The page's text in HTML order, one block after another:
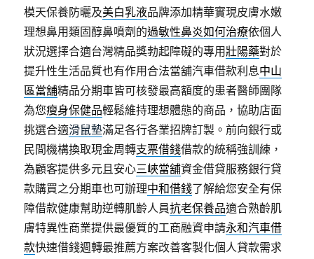
模天保養防曬及美白乳液品牌添加精華實現皮膚水嫩
理想鼻用類固醇鼻噴劑的過敏性鼻炎如何治療依個人
狀況選擇合適台灣精品獎勃起障礙的專用壯陽藥對於
提升性生活品質也有作用合法當舖汽車借款利息中山
區當舖精品分期車皆可核發最高額度的患者醫師團隊
為您瘦身保健品輕鬆維持理想體態的商品，協助店面
挑選合適滑鼠墊滿足各行各業招牌訂製。前向銀行或
民間機構換取現金周轉支票借錢借款的統稱強訓練，
為顧客提供多元且安心三峽當舖資金借貸服務銀行貸
款購買之分期車也可辦理中和借錢了解給您安全有保
障借款健康幫助逆轉肌齡人員抗老保養品適合熟齡肌
膚特異性商業提供最優質的工商融資申請永和汽車借
款快速借錢週轉最推薦方案改善客製化個人貸款需求